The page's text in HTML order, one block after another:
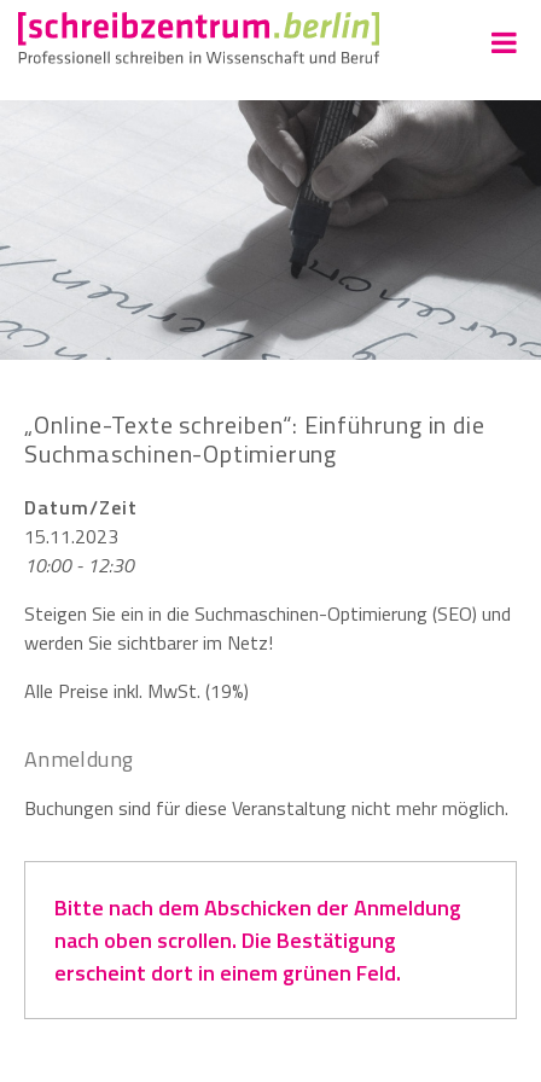
„Online-Texte schreiben“: Einführung in die
Suchmaschinen-Optimierung
Datum/Zeit
15.11.2023
10:00 - 12:30
Steigen Sie ein in die Suchmaschinen-Optimierung (SEO) und
werden Sie sichtbarer im Netz!
Alle Preise inkl. MwSt. (19%)
Anmeldung
Buchungen sind für diese Veranstaltung nicht mehr möglich.
Bitte nach dem Abschicken der Anmeldung
nach oben scrollen. Die Bestätigung
erscheint dort in einem grünen Feld.